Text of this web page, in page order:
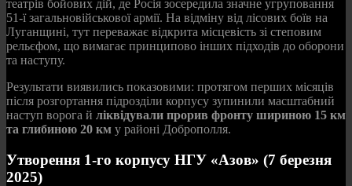
театрів бойових дій, де Росія зосередила значне угруповання
51-ї загальновійськової армії. На відміну від лісових боїв на
Луганщині, тут переважає відкрита місцевість зі степовим
рельєфом, що вимагає принципово інших підходів до оборони
та наступу.
Результати виявились показовими: протягом перших місяців
після розгортання підрозділи корпусу зупинили масштабний
наступ ворога й ліквідували прорив фронту шириною 15 км
та глибиною 20 км у районі Доброполля.
Утворення 1-го корпусу НГУ «Азов» (7 березня
2025)